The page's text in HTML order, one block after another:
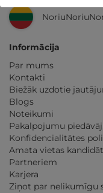
Informācija
Par mums
Kontakti
Biežāk uzdotie
Blogs
Noteikumi
Pakalpojumu
Konfidencialitātes
Amata vietas
Partneriem
Karjera
Ziņot par nelikumīgu